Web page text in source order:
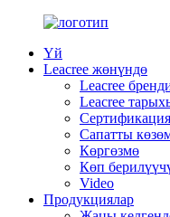
Үй
Leacree жөнүндө
Leacree
Leacree
Сертификация
Сапатты
Көргөзмө
Көп
Video
Продукциялар